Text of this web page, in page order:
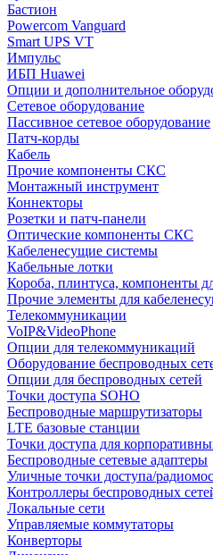
Бастион
Powercom Vanguard
Smart UPS VT
Импульс
ИБП Huawei
Опции и дополнительное
Сетевое оборудование
Пассивное сетевое оборудование
Патч-корды
Кабель
Прочие компоненты СКС
Монтажный инструмент
Коннекторы
Розетки и патч-панели
Оптические компоненты СКС
Кабеленесущие системы
Кабельные лотки
Короба, плинтуса, компоненты
Прочие элементы для
Телекоммуникации
VoIP&VideoPhone
Опции для телекоммуникаций
Оборудование беспроводных
Опции для беспроводных сетей
Точки доступа SOHO
Беспроводные маршрутизаторы
LTE базовые станции
Точки доступа для
Беспроводные сетевые адаптеры
Уличные точки доступа/
Контроллеры беспроводных
Локальные сети
Управляемые коммутаторы
Конверторы